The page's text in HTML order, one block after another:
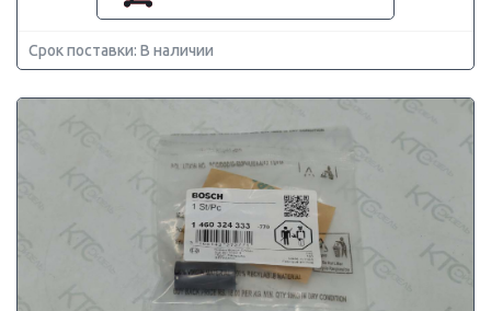
Срок поставки: В наличии